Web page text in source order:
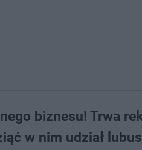
biznesu! Trwa
w nim udział